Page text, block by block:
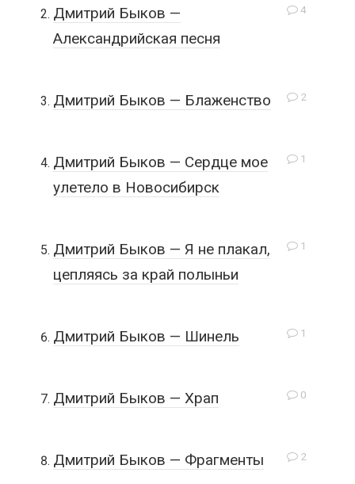
4
Дмитрий Быков —
Александрийская песня
2
Дмитрий Быков — Блаженство
1
Дмитрий Быков — Сердце мое
улетело в Новосибирск
1
Дмитрий Быков — Я не плакал,
цепляясь за край полыньи
1
Дмитрий Быков — Шинель
0
Дмитрий Быков — Храп
2
Дмитрий Быков — Фрагменты